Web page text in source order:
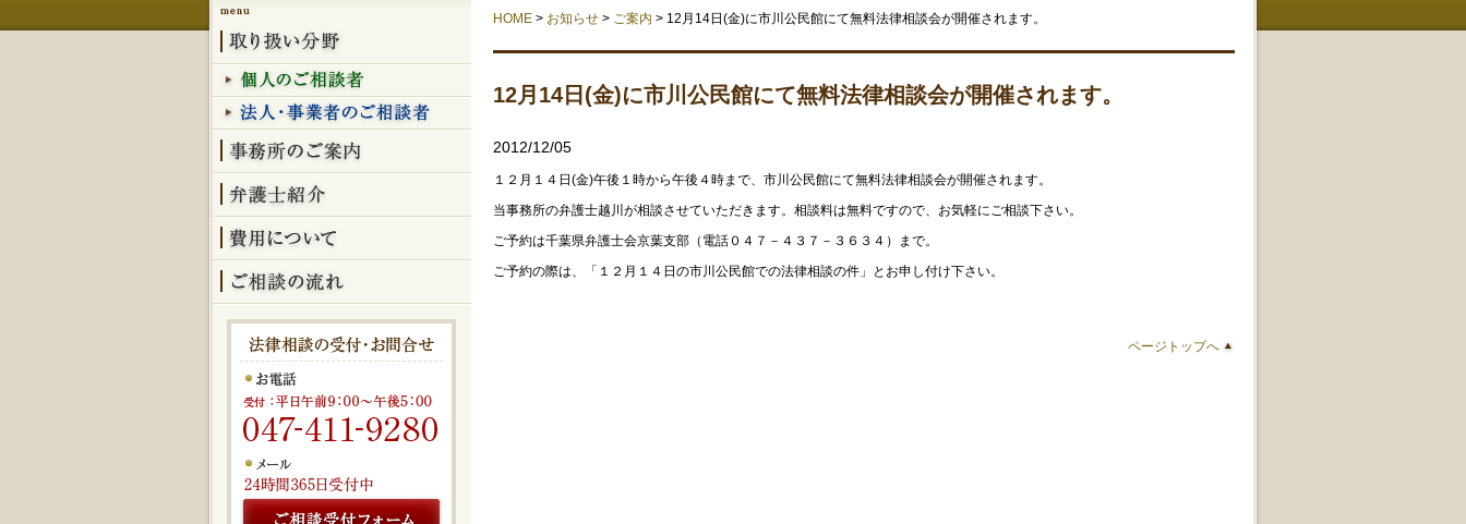
HOME > お知らせ > ご案内 > 12月14日(金)に市川公民館にて無料法律相談会が開催されます。
12月14日(金)に市川公民館にて無料法律相談会が開催されます。
2012/12/05
１２月１４日(金)午後１時から午後４時まで、市川公民館にて無料法律相談会が開催されます。
当事務所の弁護士越川が相談させていただきます。相談料は無料ですので、お気軽にご相談下さい。
ご予約は千葉県弁護士会京葉支部（電話０４７－４３７－３６３４）まで。
ご予約の際は、「１２月１４日の市川公民館での法律相談の件」とお申し付け下さい。
ページトップへ